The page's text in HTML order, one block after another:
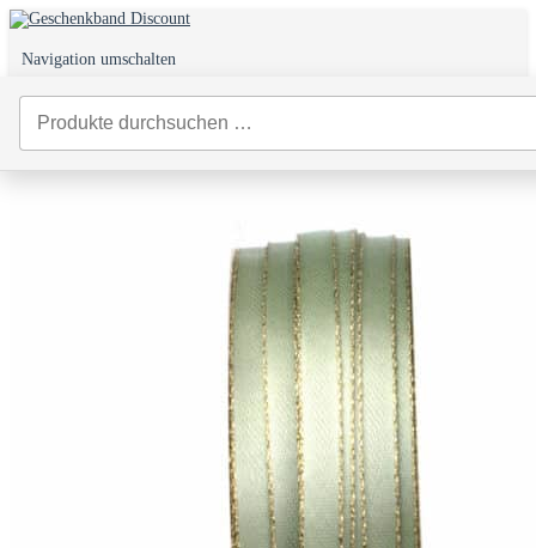
Navigation umschalten